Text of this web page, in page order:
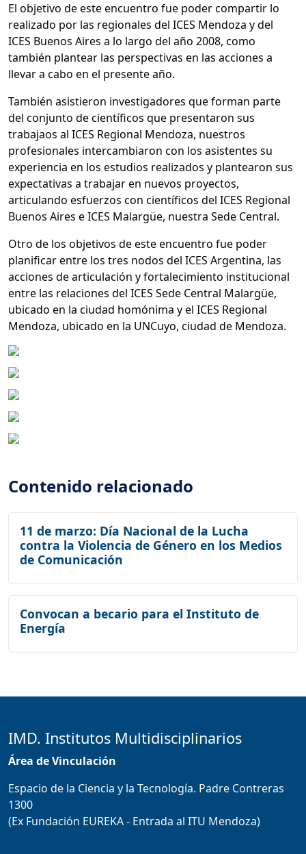
El objetivo de este encuentro fue poder compartir lo
realizado por las regionales del ICES Mendoza y del
ICES Buenos Aires a lo largo del año 2008, como
también plantear las perspectivas en las acciones a
llevar a cabo en el presente año.
También asistieron investigadores que forman parte
del conjunto de científicos que presentaron sus
trabajaos al ICES Regional Mendoza, nuestros
profesionales intercambiaron con los asistentes su
experiencia en los estudios realizados y plantearon sus
expectativas a trabajar en nuevos proyectos,
articulando esfuerzos con científicos del ICES Regional
Buenos Aires e ICES Malargüe, nuestra Sede Central.
Otro de los objetivos de este encuentro fue poder
planificar entre los tres nodos del ICES Argentina, las
acciones de articulación y fortalecimiento institucional
entre las relaciones del ICES Sede Central Malargüe,
ubicado en la ciudad homónima y el ICES Regional
Mendoza, ubicado en la UNCuyo, ciudad de Mendoza.
Contenido relacionado
11 de marzo: Día Nacional de la Lucha
contra la Violencia de Género en los Medios
de Comunicación
Convocan a becario para el Instituto de
Energía
IMD. Institutos Multidisciplinarios
Área de Vinculación
Espacio de la Ciencia y la Tecnología. Padre Contreras
1300
(Ex Fundación EUREKA - Entrada al ITU Mendoza)